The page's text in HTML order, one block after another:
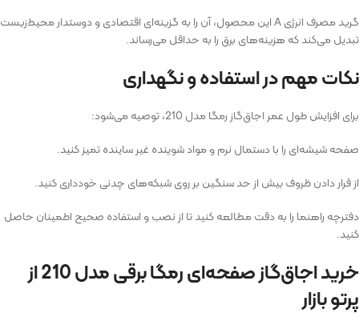
گرید مصرف انرژی A این محصول، آن را به گزینه‌ای اقتصادی و دوستدار محیط‌زیست
تبدیل می‌کند که هزینه‌های برق را به حداقل می‌رساند.
نکات مهم در استفاده و نگهداری
برای افزایش طول عمر اجاق‌گاز رمگا مدل 210، توصیه می‌شود:
صفحه شیشه‌ای را با دستمال نرم و مواد شوینده غیر ساینده تمیز کنید.
از قرار دادن ظروف بیش از حد سنگین بر روی شبکه‌های چدنی خودداری کنید.
دفترچه راهنما را به دقت مطالعه کنید تا از نصب و استفاده صحیح اطمینان حاصل
کنید.
خرید اجاق‌گاز صفحه‌ای رمگا برقی مدل 210 از
پرتو بازار